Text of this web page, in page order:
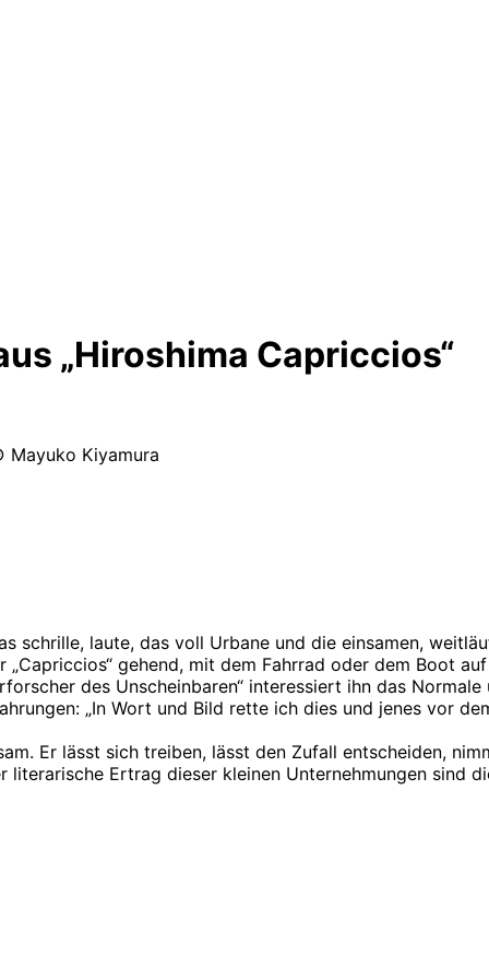
„Hiroshima Capriccios“
Mayuko Kiyamura
schrille, laute, das voll Urbane und die einsamen,
gehend, mit dem Fahrrad oder dem Boot
des Unscheinbaren“ interessiert ihn das
„In Wort und Bild rette ich dies und jenes vor
Er lässt sich treiben, lässt den Zufall entscheiden,
Ertrag dieser kleinen Unternehmungen sind